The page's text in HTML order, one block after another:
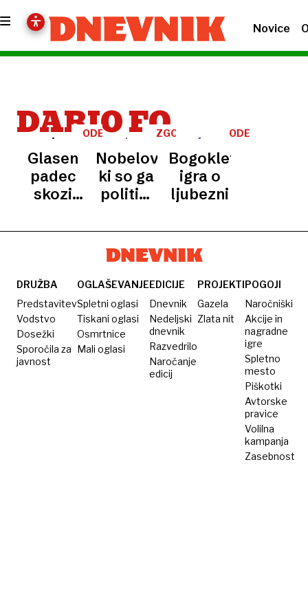
Novice
DARIO FO
ODER
Glasen
padec
skozi
ZGODOVINA
SLIKI
BESEDI
Nobelovec,
ki so ga
politiki
ODER
Bogokletna
igra o
ljubezni
DRUŽBA
Predstavitev
Vodstvo
Dosežki
Sporočila za
javnost
OGLAŠEVANJE
Spletni oglasi
Tiskani oglasi
Osmrtnice
Mali oglasi
EDICIJE
Dnevnik
Nedeljski
dnevnik
Razvedrilo
Naročanje
edicij
PROJEKTI
Gazela
Zlata nit
POGOJI
Naročniški
Akcije in
nagradne
igre
Spletno
mesto
Piškotki
Avtorske
pravice
Volilna
kampanja
Zasebnost